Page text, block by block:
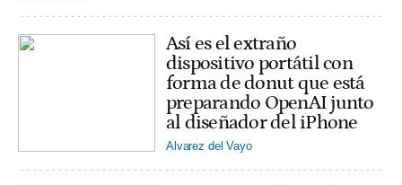
Así es el extraño
dispositivo portátil con
forma de donut que está
preparando OpenAI junto
al diseñador del iPhone
Alvarez del Vayo